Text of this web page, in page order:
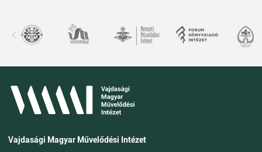
Vajdasági Magyar Művelődési Intézet